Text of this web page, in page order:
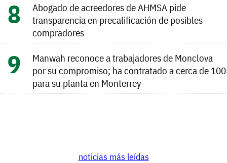
Abogado de acreedores de AHMSA pide
transparencia en precalificación de posibles
compradores
Manwah reconoce a trabajadores de Monclova
por su compromiso; ha contratado a cerca de 100
para su planta en Monterrey
noticias más leídas